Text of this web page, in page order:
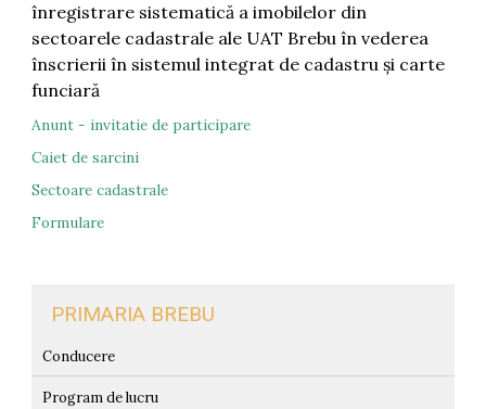
înregistrare sistematică a imobilelor din
sectoarele cadastrale ale UAT Brebu în vederea
înscrierii în sistemul integrat de cadastru şi carte
funciară
Anunt - invitatie de participare
Caiet de sarcini
Sectoare cadastrale
Formulare
PRIMARIA BREBU
Conducere
Program de lucru